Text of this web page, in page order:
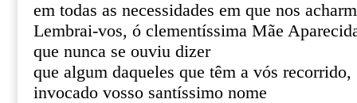
em todas as necessidades em que nos
Lembrai-vos, ó clementíssima Mãe
que nunca se ouviu dizer
que algum daqueles que têm a vós recorrido,
invocado vosso santíssimo nome